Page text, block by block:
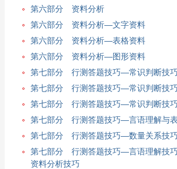
第六部分 资料分析
第六部分 资料分析—文字资料
第六部分 资料分析—表格资料
第六部分 资料分析—图形资料
第七部分 行测答题技巧—常识判断技巧
第七部分 行测答题技巧—常识判断技巧
第七部分 行测答题技巧—常识判断技巧
第七部分 行测答题技巧—言语理解与
第七部分 行测答题技巧—数量关系技
第七部分 行测答题技巧—言语理解技巧
资料分析技巧